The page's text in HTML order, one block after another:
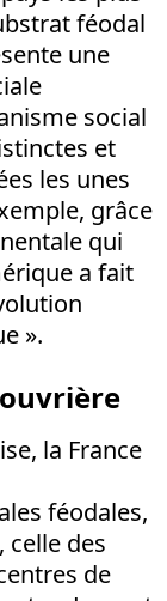
féodal
une
social
et
les unes
grâce
qui
a fait
».
ouvrière
la France
féodales,
celle des
de